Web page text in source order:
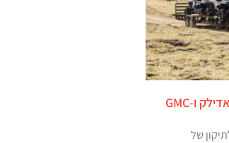
תיבות הילוכים פגומות בשברולט, קאדילק ו-GMC
של